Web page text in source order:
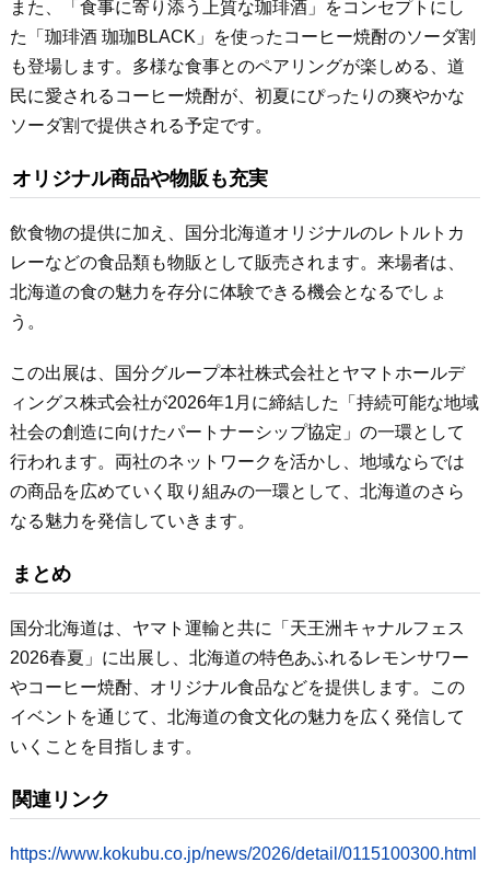
また、「食事に寄り添う上質な珈琲酒」をコンセプトにし
た「珈琲酒 珈珈BLACK」を使ったコーヒー焼酎のソーダ割
も登場します。多様な食事とのペアリングが楽しめる、道
民に愛されるコーヒー焼酎が、初夏にぴったりの爽やかな
ソーダ割で提供される予定です。
オリジナル商品や物販も充実
飲食物の提供に加え、国分北海道オリジナルのレトルトカ
レーなどの食品類も物販として販売されます。来場者は、
北海道の食の魅力を存分に体験できる機会となるでしょ
う。
この出展は、国分グループ本社株式会社とヤマトホールデ
ィングス株式会社が2026年1月に締結した「持続可能な地域
社会の創造に向けたパートナーシップ協定」の一環として
行われます。両社のネットワークを活かし、地域ならでは
の商品を広めていく取り組みの一環として、北海道のさら
なる魅力を発信していきます。
まとめ
国分北海道は、ヤマト運輸と共に「天王洲キャナルフェス
2026春夏」に出展し、北海道の特色あふれるレモンサワー
やコーヒー焼酎、オリジナル食品などを提供します。この
イベントを通じて、北海道の食文化の魅力を広く発信して
いくことを目指します。
関連リンク
https://www.kokubu.co.jp/news/2026/detail/0115100300.html